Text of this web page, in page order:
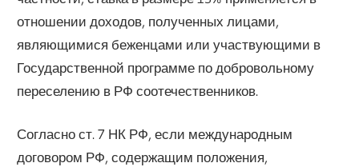
отношении доходов, полученных лицами,
являющимися беженцами или участвующими в
Государственной программе по добровольному
переселению в РФ соотечественников.
Согласно ст. 7 НК РФ, если международным
договором РФ, содержащим положения,